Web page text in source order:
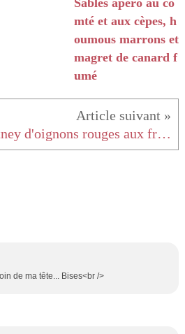
Sablés apéro au co
mté et aux cèpes, h
oumous marrons et
magret de canard f
umé
Chutney d'oignons rouges aux framboises
de ma tête... Bises<br />